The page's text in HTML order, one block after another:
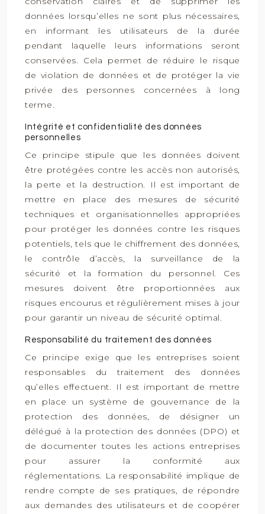
données lorsqu’elles ne sont plus nécessaires,
en informant les utilisateurs de la durée
pendant laquelle leurs informations seront
conservées. Cela permet de réduire le risque
de violation de données et de protéger la vie
privée des personnes concernées à long
terme.
Intégrité et confidentialité des données
personnelles
Ce principe stipule que les données doivent
être protégées contre les accès non autorisés,
la perte et la destruction. Il est important de
mettre en place des mesures de sécurité
techniques et organisationnelles appropriées
pour protéger les données contre les risques
potentiels, tels que le chiffrement des données,
le contrôle d’accès, la surveillance de la
sécurité et la formation du personnel. Ces
mesures doivent être proportionnées aux
risques encourus et régulièrement mises à jour
pour garantir un niveau de sécurité optimal.
Responsabilité du traitement des données
Ce principe exige que les entreprises soient
responsables du traitement des données
qu’elles effectuent. Il est important de mettre
en place un système de gouvernance de la
protection des données, de désigner un
délégué à la protection des données (DPO) et
de documenter toutes les actions entreprises
pour assurer la conformité aux
réglementations. La responsabilité implique de
rendre compte de ses pratiques, de répondre
aux demandes des utilisateurs et de coopérer